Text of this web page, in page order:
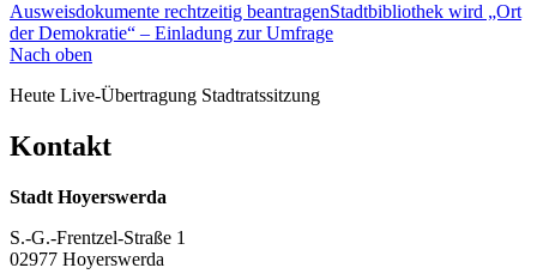
Ausweisdokumente rechtzeitig beantragenStadtbibliothek wird „Ort
der Demokratie“ – Einladung zur Umfrage
Nach oben
Heute Live-Übertragung Stadtratssitzung
Kontakt
Stadt Hoyerswerda
S.-G.-Frentzel-Straße 1
02977 Hoyerswerda